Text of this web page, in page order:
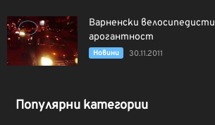
Варненски
арогантност
Новини 30.11.2011
Популярни категории